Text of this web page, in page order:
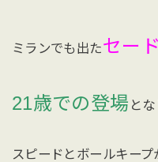
ミランでも出たセー
21歳での登場 とな
スピードとボールキープ